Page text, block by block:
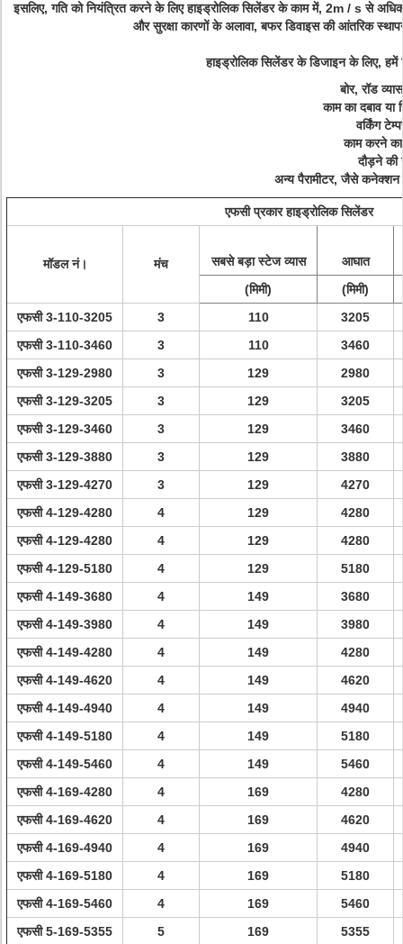
इसलिए, गति को नियंत्रित करने के लिए हाइड्रोलिक सिलेंडर के काम में, 2m / s से
और सुरक्षा कारणों के अलावा, बफर डिवाइस की आंतरिक
हाइड्रोलिक सिलेंडर के डिजाइन के लिए, हमें
बोर, रॉड
काम का दबाव या
वर्किंग
काम करने का
दौड़ने की
अन्य पैरामीटर, जैसे कनेक्शन
एफसी प्रकार हाइड्रोलिक सिलेंडर
मॉडल नं। मंच सबसे बड़ा स्टेज व्यास
आघात
(मिमी)
(मिमी)
एफसी 3-110-3205
3 110
3205
एफसी 3-110-3460
3 110
3460
एफसी 3-129-2980
3 129
2980
एफसी 3-129-3205
3 129
3205
एफसी 3-129-3460
3 129
3460
एफसी 3-129-3880
3 129
3880
एफसी 3-129-4270
3 129
4270
एफसी 4-129-4280
4 129
4280
एफसी 4-129-4280
4 129
4280
एफसी 4-129-5180
4 129
5180
एफसी 4-149-3680
4 149
3680
एफसी 4-149-3980
4 149
3980
एफसी 4-149-4280
4 149
4280
एफसी 4-149-4620
4 149
4620
एफसी 4-149-4940
4 149
4940
एफसी 4-149-5180
4 149
5180
एफसी 4-149-5460
4 149
5460
एफसी 4-169-4280
4 169
4280
एफसी 4-169-4620
4 169
4620
एफसी 4-169-4940
4 169
4940
एफसी 4-169-5180
4 169
5180
एफसी 4-169-5460
4 169
5460
एफसी 5-169-5355
5 169 5355